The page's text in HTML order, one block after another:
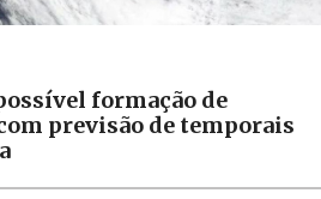
formação de
previsão de temporais